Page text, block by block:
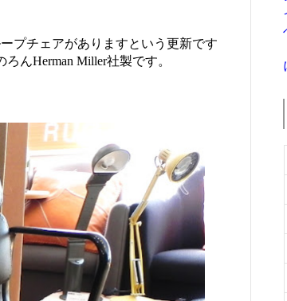
プチェアがありますという更新です
んHerman Miller社製です。